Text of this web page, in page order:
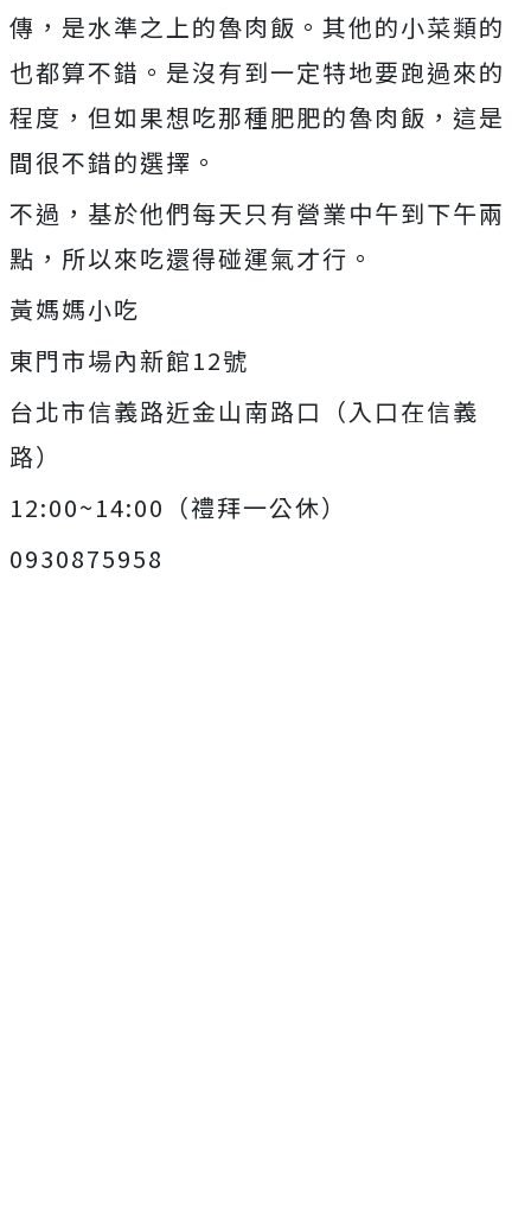
傳，是水準之上的魯肉飯。其他的小菜類的
也都算不錯。是沒有到一定特地要跑過來的
程度，但如果想吃那種肥肥的魯肉飯，這是
間很不錯的選擇。
不過，基於他們每天只有營業中午到下午兩
點，所以來吃還得碰運氣才行。
黃媽媽小吃
東門市場內新館12號
台北市信義路近金山南路口（入口在信義
路）
12:00~14:00（禮拜一公休）
0930875958